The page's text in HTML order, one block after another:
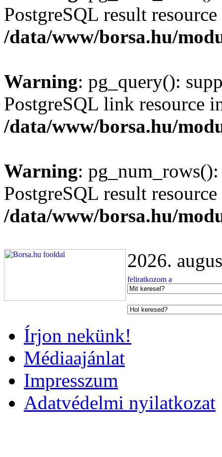
PostgreSQL result
/data/www/borsa.hu/
Warning: pg_query():
PostgreSQL link resource
/data/www/borsa.hu/
Warning:
PostgreSQL result
/data/www/borsa.hu/
2026.
Írjon nekünk!
Médiaajánlat
Impresszum
Adatvédelmi nyilatkozat